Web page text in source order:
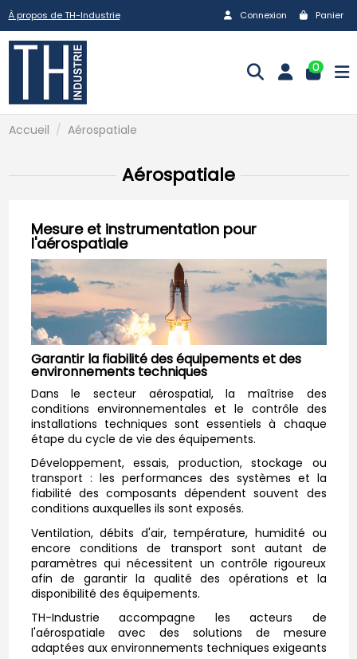
À propos de TH-Industrie Connexion Panier
0
Accueil Aérospatiale
Aérospatiale
Mesure et instrumentation pour
l'aérospatiale
Garantir la fiabilité des équipements et des
environnements techniques
Dans le secteur aérospatial, la maîtrise des
conditions environnementales et le contrôle des
installations techniques sont essentiels à chaque
étape du cycle de vie des équipements.
Développement, essais, production, stockage ou
transport : les performances des systèmes et la
fiabilité des composants dépendent souvent des
conditions auxquelles ils sont exposés.
Ventilation, débits d'air, température, humidité ou
encore conditions de transport sont autant de
paramètres qui nécessitent un contrôle rigoureux
afin de garantir la qualité des opérations et la
disponibilité des équipements.
TH-Industrie accompagne les acteurs de
l'aérospatiale avec des solutions de mesure
adaptées aux environnements techniques exigeants